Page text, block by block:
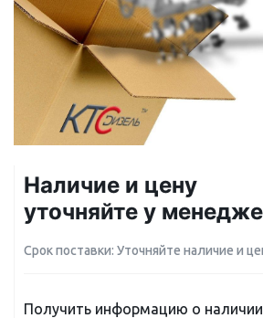
Наличие и цену
уточняйте у
Срок поставки: Уточняйте наличие и
Получить информацию о